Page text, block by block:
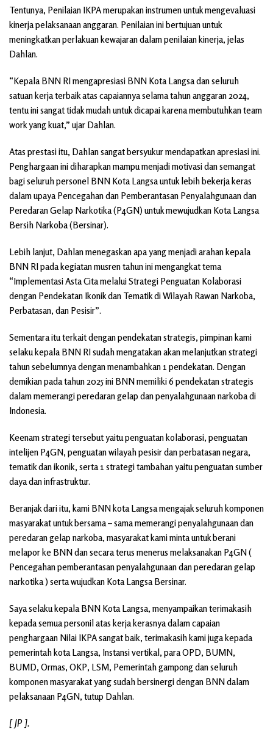
Tentunya, Penilaian IKPA merupakan instrumen untuk mengevaluasi
kinerja pelaksanaan anggaran. Penilaian ini bertujuan untuk
meningkatkan perlakuan kewajaran dalam penilaian kinerja, jelas
Dahlan.
“Kepala BNN RI mengapresiasi BNN Kota Langsa dan seluruh
satuan kerja terbaik atas capaiannya selama tahun anggaran 2024,
tentu ini sangat tidak mudah untuk dicapai karena membutuhkan team
work yang kuat,” ujar Dahlan.
Atas prestasi itu, Dahlan sangat bersyukur mendapatkan apresiasi ini.
Penghargaan ini diharapkan mampu menjadi motivasi dan semangat
bagi seluruh personel BNN Kota Langsa untuk lebih bekerja keras
dalam upaya Pencegahan dan Pemberantasan Penyalahgunaan dan
Peredaran Gelap Narkotika (P4GN) untuk mewujudkan Kota Langsa
Bersih Narkoba (Bersinar).
Lebih lanjut, Dahlan menegaskan apa yang menjadi arahan kepala
BNN RI pada kegiatan musren tahun ini mengangkat tema
“Implementasi Asta Cita melalui Strategi Penguatan Kolaborasi
dengan Pendekatan Ikonik dan Tematik di Wilayah Rawan Narkoba,
Perbatasan, dan Pesisir”.
Sementara itu terkait dengan pendekatan strategis, pimpinan kami
selaku kepala BNN RI sudah mengatakan akan melanjutkan strategi
tahun sebelumnya dengan menambahkan 1 pendekatan. Dengan
demikian pada tahun 2025 ini BNN memiliki 6 pendekatan strategis
dalam memerangi peredaran gelap dan penyalahgunaan narkoba di
Indonesia.
Keenam strategi tersebut yaitu penguatan kolaborasi, penguatan
intelijen P4GN, penguatan wilayah pesisir dan perbatasan negara,
tematik dan ikonik, serta 1 strategi tambahan yaitu penguatan sumber
daya dan infrastruktur.
Beranjak dari itu, kami BNN kota Langsa mengajak seluruh komponen
masyarakat untuk bersama – sama memerangi penyalahgunaan dan
peredaran gelap narkoba, masyarakat kami minta untuk berani
melapor ke BNN dan secara terus menerus melaksanakan P4GN (
Pencegahan pemberantasan penyalahgunaan dan peredaran gelap
narkotika ) serta wujudkan Kota Langsa Bersinar.
Saya selaku kepala BNN Kota Langsa, menyampaikan terimakasih
kepada semua personil atas kerja kerasnya dalam capaian
penghargaan Nilai IKPA sangat baik, terimakasih kami juga kepada
pemerintah kota Langsa, Instansi vertikal, para OPD, BUMN,
BUMD, Ormas, OKP, LSM, Pemerintah gampong dan seluruh
komponen masyarakat yang sudah bersinergi dengan BNN dalam
pelaksanaan P4GN, tutup Dahlan.
[ JP ].